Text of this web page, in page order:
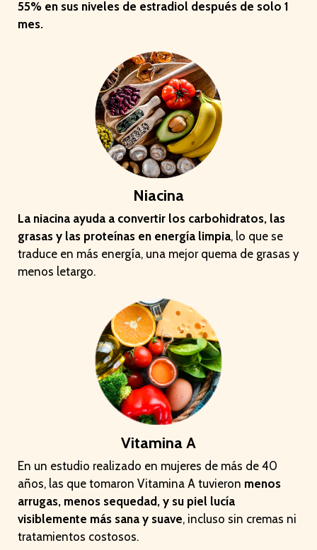
55% en sus niveles de estradiol después de solo 1
mes.
Niacina
La niacina ayuda a convertir los carbohidratos, las
grasas y las proteínas en energía limpia, lo que se
traduce en más energía, una mejor quema de grasas y
menos letargo.
Vitamina A
En un estudio realizado en mujeres de más de 40
años, las que tomaron Vitamina A tuvieron menos
arrugas, menos sequedad, y su piel lucía
visiblemente más sana y suave, incluso sin cremas ni
tratamientos costosos.